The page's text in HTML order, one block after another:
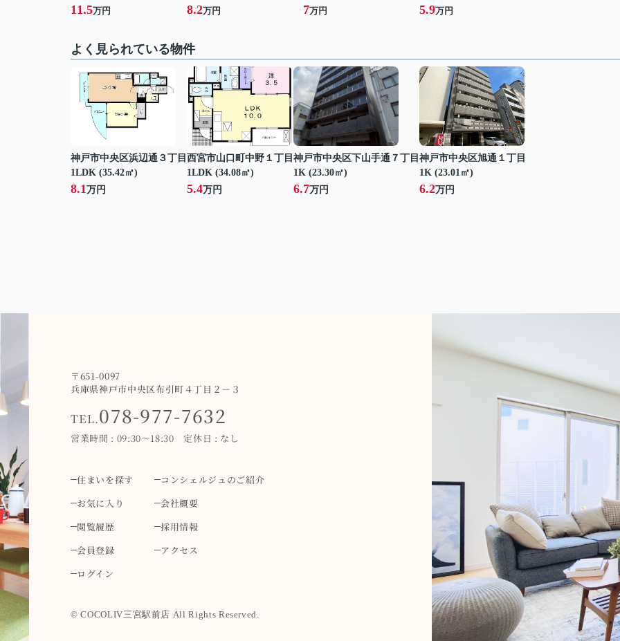
11.5万円 8.2万円 7万円 5.9万円
よく見られている物件
神戸市中央区浜辺通３丁目
1LDK (35.42㎡)
8.1万円
西宮市山口町中野１丁目
1LDK (34.08㎡)
5.4万円
神戸市中央区下山手通７丁目
1K (23.30㎡)
6.7万円
神戸市中央区旭通１丁目
1K (23.01㎡)
6.2万円
〒651-0097
兵庫県神戸市中央区布引町４丁目２－３
TEL.078-977-7632
営業時間 : 09:30～18:30 定休日 : なし
住まいを探す
コンシェルジュのご紹介
お気に入り
会社概要
閲覧履歴
採用情報
会員登録
アクセス
ログイン
© COCOLIV三宮駅前店 All Rights Reserved.